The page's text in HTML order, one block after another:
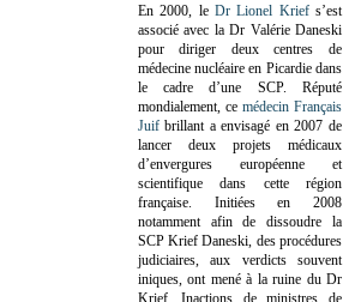
En 2000, le Dr Lionel Kriefs’est
associé avec la Dr Valérie Daneski
pour diriger deux centres de
médecine nucléaire en Picardie dans
le cadre d’une SCP. Réputé
mondialement, ce médecin Français
Juif brillant a envisagé en 2007 de
lancer deux projets médicaux
d’envergures européenne et
scientifique dans cette région
française. Initiées en 2008
notamment afin de dissoudre la
SCP Krief Daneski, des procédures
judiciaires, aux verdicts souvent
iniques, ont mené à la ruine du Dr
Krief.Inactions de ministres de